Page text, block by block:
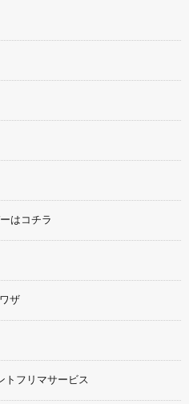
はコチラ
ザ
トフリマサービス